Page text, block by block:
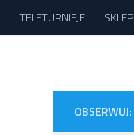
TELETURNIEJE SKLEP
OBSERWUJ: